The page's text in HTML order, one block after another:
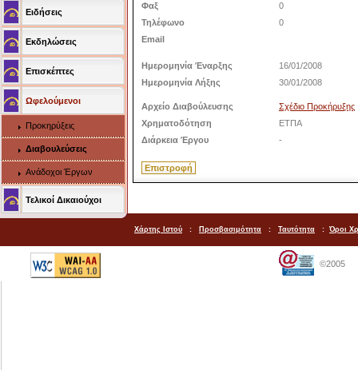
Ειδήσεις
Εκδηλώσεις
Επισκέπτες
Ωφελούμενοι
Προκηρύξεις
Διαβουλεύσεις
Ανάδοχοι Έργων
Τελικοί Δικαιούχοι
Φαξ
0
Τηλέφωνο
0
Email
Ημερομηνία Έναρξης
16/01/2008
Ημερομηνία Λήξης
30/01/2008
Αρχείο Διαβούλευσης
Σχέδιο Προκήρυξης
Χρηματοδότηση
ΕΤΠΑ
Διάρκεια Έργου
-
Χάρτης Ιστού : Προσβασιμότητα : Ταυτότητα : Όροι
©2005